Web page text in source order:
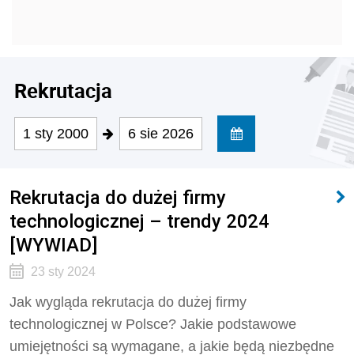
Rekrutacja
1 sty 2000 6 sie 2026
Rekrutacja do dużej firmy
technologicznej – trendy 2024
[WYWIAD]
23 sty 2024
Jak wygląda rekrutacja do dużej firmy
technologicznej w Polsce? Jakie podstawowe
umiejętności są wymagane, a jakie będą niezbędne